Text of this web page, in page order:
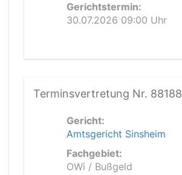
Gerichtstermin:
30.07.2026 09:00 Uhr
Terminsvertretung Nr.
Gericht:
Amtsgericht Sinsheim
Fachgebiet:
OWi / Bußgeld